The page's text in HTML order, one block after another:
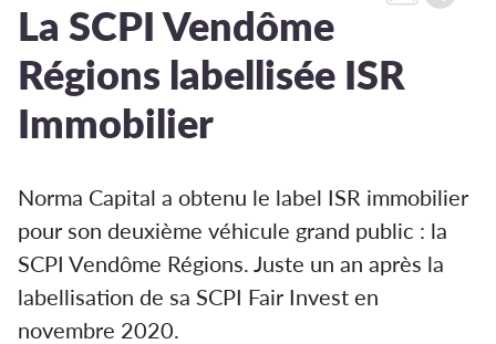
La SCPI Vendôme
Régions labellisée ISR
Immobilier
Norma Capital a obtenu le label ISR immobilier
pour son deuxième véhicule grand public : la
SCPI Vendôme Régions. Juste un an après la
labellisation de sa SCPI Fair Invest en
novembre 2020.